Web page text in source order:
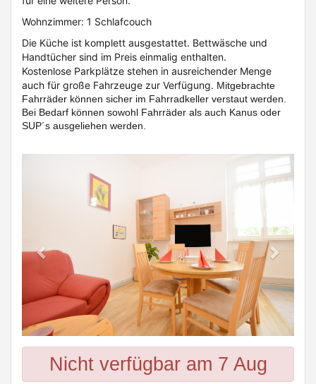
Wohnzimmer: 1 Schlafcouch
Die Küche ist komplett ausgestattet. Bettwäsche und
Handtücher sind im Preis einmalig enthalten.
Kostenlose Parkplätze stehen in ausreichender Menge
auch für große Fahrzeuge zur Verfügung. Mitgebrachte
Fahrräder können sicher im Fahrradkeller verstaut werden.
Bei Bedarf können sowohl Fahrräder als auch Kanus oder
SUP´s ausgeliehen werden.
Next
Nicht verfügbar am 7 Aug